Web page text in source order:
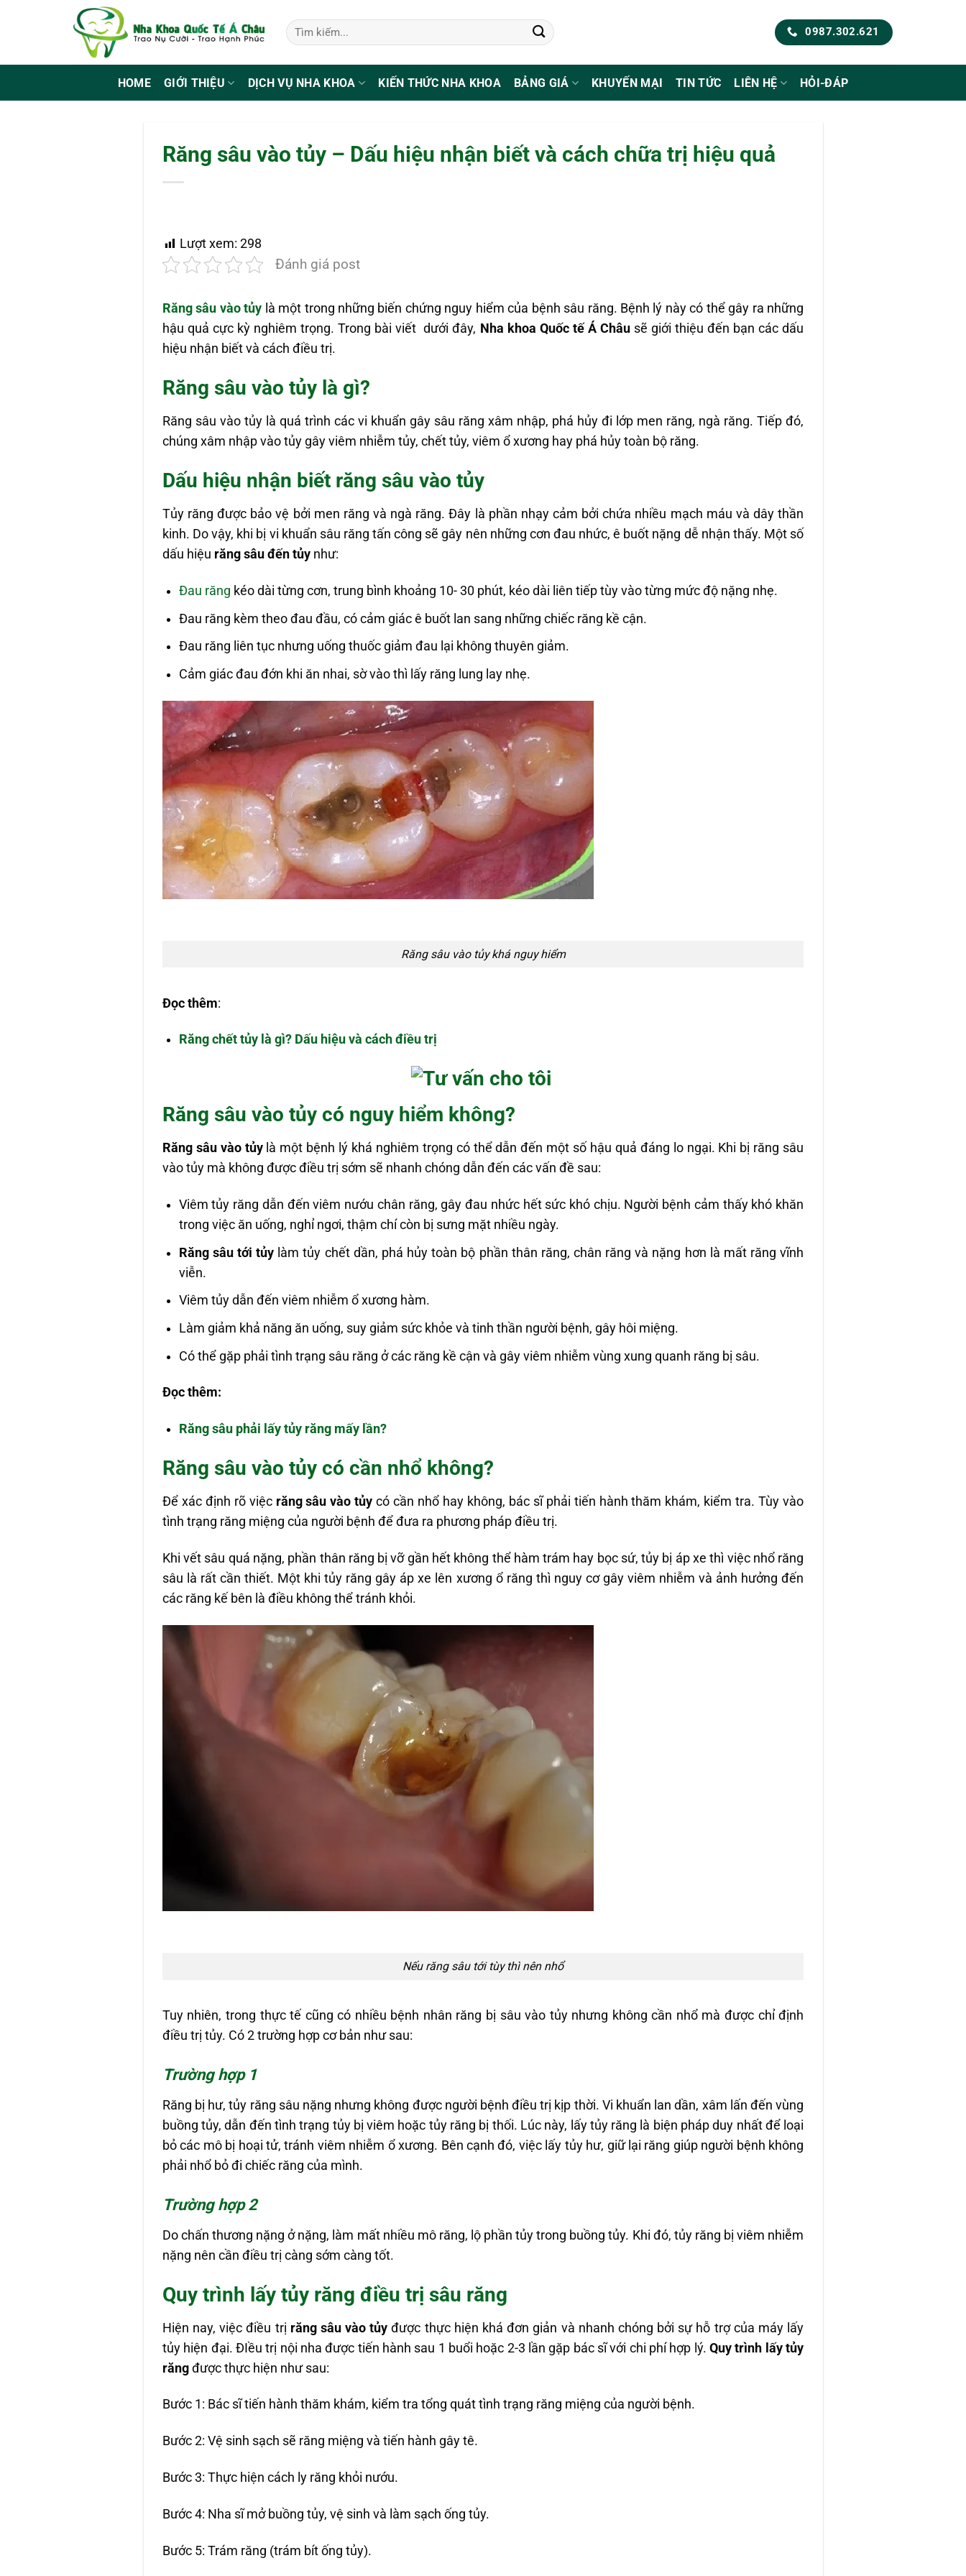
0987.302.621
HOME GIỚI THIỆU DỊCH VỤ NHA KHOA KIẾN THỨC NHA KHOA BẢNG GIÁ KHUYẾN MẠI TIN TỨC LIÊN HỆ HỎI-ĐÁP
Răng sâu vào tủy – Dấu hiệu nhận biết và cách chữa trị hiệu quả
Lượt xem: 298
Đánh giá post
Răng sâu vào tủy là một trong những biến chứng nguy hiểm của bệnh sâu răng. Bệnh lý này có thể gây ra những
hậu quả cực kỳ nghiêm trọng. Trong bài viết dưới đây, Nha khoa Quốc tế Á Châusẽ giới thiệu đến bạn các dấu
hiệu nhận biết và cách điều trị.
Răng sâu vào tủy là gì?
Răng sâu vào tủy là quá trình các vi khuẩn gây sâu răng xâm nhập, phá hủy đi lớp men răng, ngà răng. Tiếp đó,
chúng xâm nhập vào tủy gây viêm nhiễm tủy, chết tủy, viêm ổ xương hay phá hủy toàn bộ răng.
Dấu hiệu nhận biết răng sâu vào tủy
Tủy răng được bảo vệ bởi men răng và ngà răng. Đây là phần nhạy cảm bởi chứa nhiều mạch máu và dây thần
kinh. Do vậy, khi bị vi khuẩn sâu răng tấn công sẽ gây nên những cơn đau nhức, ê buốt nặng dễ nhận thấy. Một số
dấu hiệu răng sâu đến tủynhư:
Đau răng kéo dài từng cơn, trung bình khoảng 10- 30 phút, kéo dài liên tiếp tùy vào từng mức độ nặng nhẹ.
Đau răng kèm theo đau đầu, có cảm giác ê buốt lan sang những chiếc răng kề cận.
Đau răng liên tục nhưng uống thuốc giảm đau lại không thuyên giảm.
Cảm giác đau đớn khi ăn nhai, sờ vào thì lấy răng lung lay nhẹ.
Răng sâu vào tủy khá nguy hiểm
Đọc thêm:
Răng chết tủy là gì? Dấu hiệu và cách điều trị
Răng sâu vào tủy có nguy hiểm không?
Răng sâu vào tủylà một bệnh lý khá nghiêm trọng có thể dẫn đến một số hậu quả đáng lo ngại. Khi bị răng sâu
vào tủy mà không được điều trị sớm sẽ nhanh chóng dẫn đến các vấn đề sau:
Viêm tủy răng dẫn đến viêm nướu chân răng, gây đau nhức hết sức khó chịu. Người bệnh cảm thấy khó khăn
trong việc ăn uống, nghỉ ngơi, thậm chí còn bị sưng mặt nhiều ngày.
Răng sâu tới tủy làm tủy chết dần, phá hủy toàn bộ phần thân răng, chân răng và nặng hơn là mất răng vĩnh
viễn.
Viêm tủy dẫn đến viêm nhiễm ổ xương hàm.
Làm giảm khả năng ăn uống, suy giảm sức khỏe và tinh thần người bệnh, gây hôi miệng.
Có thể gặp phải tình trạng sâu răng ở các răng kề cận và gây viêm nhiễm vùng xung quanh răng bị sâu.
Đọc thêm:
Răng sâu phải lấy tủy răng mấy lần?
Răng sâu vào tủy có cần nhổ không?
Để xác định rõ việc răng sâu vào tủy có cần nhổ hay không, bác sĩ phải tiến hành thăm khám, kiểm tra. Tùy vào
tình trạng răng miệng của người bệnh để đưa ra phương pháp điều trị.
Khi vết sâu quá nặng, phần thân răng bị vỡ gần hết không thể hàm trám hay bọc sứ, tủy bị áp xe thì việc nhổ răng
sâu là rất cần thiết. Một khi tủy răng gây áp xe lên xương ổ răng thì nguy cơ gây viêm nhiễm và ảnh hưởng đến
các răng kế bên là điều không thể tránh khỏi.
Nếu răng sâu tới tùy thì nên nhổ
Tuy nhiên, trong thực tế cũng có nhiều bệnh nhân răng bị sâu vào tủy nhưng không cần nhổ mà được chỉ định
điều trị tủy. Có 2 trường hợp cơ bản như sau:
Trường hợp 1
Răng bị hư, tủy răng sâu nặng nhưng không được người bệnh điều trị kịp thời. Vi khuẩn lan dần, xâm lấn đến vùng
buồng tủy, dẫn đến tình trạng tủy bị viêm hoặc tủy răng bị thối. Lúc này, lấy tủy răng là biện pháp duy nhất để loại
bỏ các mô bị hoại tử, tránh viêm nhiễm ổ xương. Bên cạnh đó, việc lấy tủy hư, giữ lại răng giúp người bệnh không
phải nhổ bỏ đi chiếc răng của mình.
Trường hợp 2
Do chấn thương nặng ở nặng, làm mất nhiều mô răng, lộ phần tủy trong buồng tủy. Khi đó, tủy răng bị viêm nhiễm
nặng nên cần điều trị càng sớm càng tốt.
Quy trình lấy tủy răng điều trị sâu răng
Hiện nay, việc điều trị răng sâu vào tủy được thực hiện khá đơn giản và nhanh chóng bởi sự hỗ trợ của máy lấy
tủy hiện đại. ĐIều trị nội nha được tiến hành sau 1 buổi hoặc 2-3 lần gặp bác sĩ với chi phí hợp lý.Quy trình lấy tủy
răngđược thực hiện như sau:
Bước 1: Bác sĩ tiến hành thăm khám, kiểm tra tổng quát tình trạng răng miệng của người bệnh.
Bước 2: Vệ sinh sạch sẽ răng miệng và tiến hành gây tê.
Bước 3: Thực hiện cách ly răng khỏi nướu.
Bước 4: Nha sĩ mở buồng tủy, vệ sinh và làm sạch ống tủy.
Bước 5: Trám răng (trám bít ống tủy).